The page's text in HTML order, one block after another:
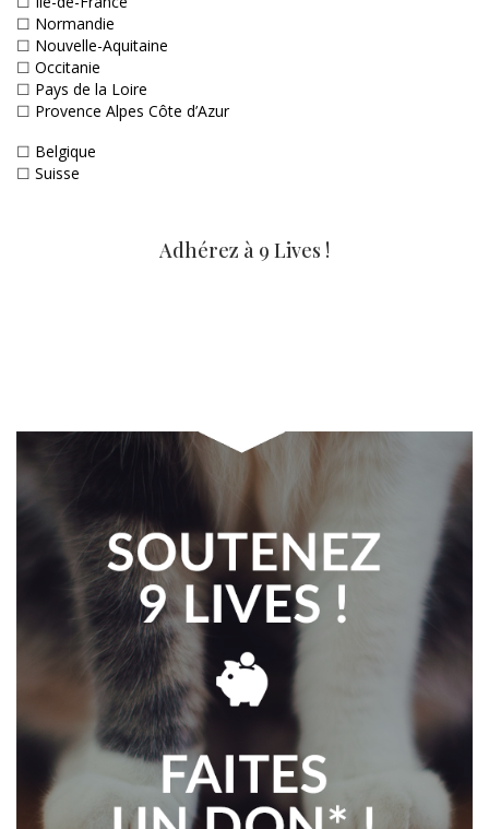
☐ Normandie
☐ Nouvelle-Aquitaine
☐ Occitanie
☐ Pays de la Loire
☐ Provence Alpes Côte d’Azur
☐ Belgique
☐ Suisse
Adhérez à 9 Lives !